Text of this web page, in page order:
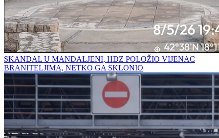
SKANDAL U MANDALJENI, HDZ POLOŽIO VIJENAC
BRANITELJIMA, NETKO GA SKLONIO